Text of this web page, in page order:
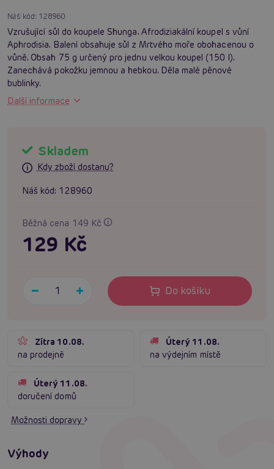
Náš kód: 128960
Vzrušující sůl do koupele Shunga. Afrodiziakální koupel s vůní
Aphrodisia. Balení obsahuje sůl z Mrtvého moře obohacenou o
vůně. Obsah 75 g určený pro jednu velkou koupel (150 l).
Zanechává pokožku jemnou a hebkou. Děla malé pěnové
bublinky.
Další informace
Skladem
Kdy zboží dostanu?
Náš kód: 128960
Běžná cena 149 Kč
129 Kč
Do košíku
Zítra 10.08.
na prodejně
Úterý 11.08.
na výdejním místě
Úterý 11.08.
doručení domů
Možnosti dopravy
Výhody